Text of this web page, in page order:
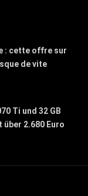
: cette offre sur
de vite
Ti und 32 GB
2.680 Euro